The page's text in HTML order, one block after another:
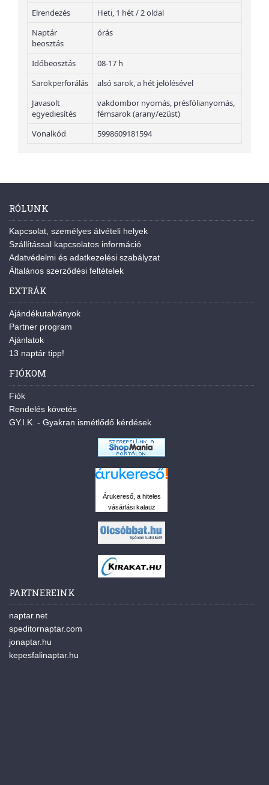
Elrendezés
Heti, 1 hét / 2 oldal
Naptár
beosztás
órás
Időbeosztás
08-17 h
Sarokperforálás
alsó sarok, a hét jelölésével
Javasolt
egyediesítés
vakdombor nyomás, présfólianyomás,
fémsarok (arany/ezüst)
Vonalkód
5998609181594
RÓLUNK
Kapcsolat, személyes átvételi helyek
Szállítással kapcsolatos információ
Adatvédelmi és adatkezelési szabályzat
Általános szerződési feltételek
EXTRÁK
Ajándékutalványok
Partner program
Ajánlatok
13 naptár tipp!
FIÓKOM
Fiók
Rendelés követés
GY.I.K. - Gyakran ismétlődő kérdések
Árukereső, a hiteles
vásárlási kalauz
PARTNEREINK
naptar.net
speditornaptar.com
jonaptar.hu
kepesfalinaptar.hu